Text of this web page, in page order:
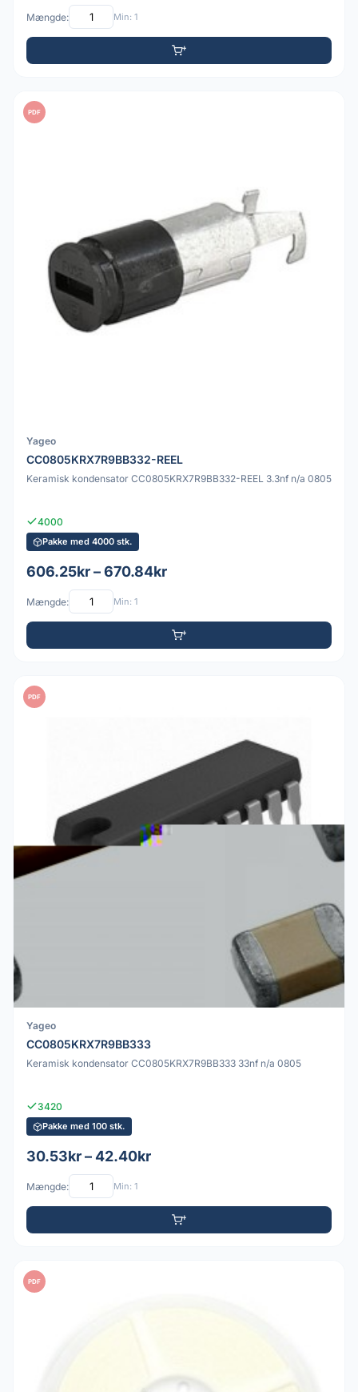
Mængde: Min: 1
PDF
Yageo
CC0805KRX7R9BB332-REEL
Keramisk kondensator CC0805KRX7R9BB332-REEL 3.3nf n/a 0805
4000
Pakke med 4000 stk.
606.25kr – 670.84kr
Mængde: Min: 1
PDF
Yageo
CC0805KRX7R9BB333
Keramisk kondensator CC0805KRX7R9BB333 33nf n/a 0805
3420
Pakke med 100 stk.
30.53kr – 42.40kr
Mængde: Min: 1
PDF